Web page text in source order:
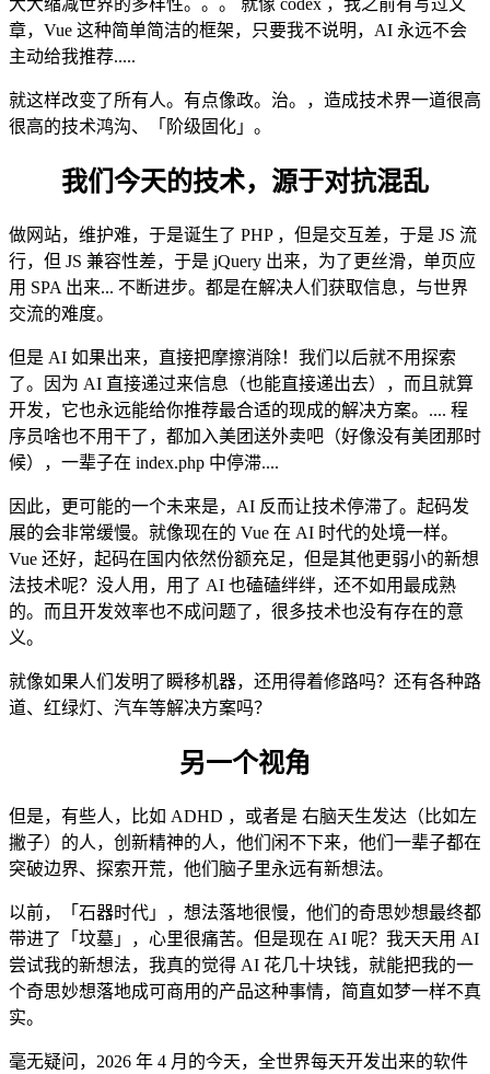
大大缩减世界的多样性。。。 就像 codex ，我之前有写过文
章，Vue 这种简单简洁的框架，只要我不说明，AI 永远不会
主动给我推荐.....
就这样改变了所有人。有点像政。治。，造成技术界一道很高
很高的技术鸿沟、「阶级固化」。
我们今天的技术，源于对抗混乱
做网站，维护难，于是诞生了 PHP ，但是交互差，于是 JS 流
行，但 JS 兼容性差，于是 jQuery 出来，为了更丝滑，单页应
用 SPA 出来... 不断进步。都是在解决人们获取信息，与世界
交流的难度。
但是 AI 如果出来，直接把摩擦消除！我们以后就不用探索
了。因为 AI 直接递过来信息（也能直接递出去），而且就算
开发，它也永远能给你推荐最合适的现成的解决方案。.... 程
序员啥也不用干了，都加入美团送外卖吧（好像没有美团那时
候），一辈子在 index.php 中停滞....
因此，更可能的一个未来是，AI 反而让技术停滞了。起码发
展的会非常缓慢。就像现在的 Vue 在 AI 时代的处境一样。
Vue 还好，起码在国内依然份额充足，但是其他更弱小的新想
法技术呢？没人用，用了 AI 也磕磕绊绊，还不如用最成熟
的。而且开发效率也不成问题了，很多技术也没有存在的意
义。
就像如果人们发明了瞬移机器，还用得着修路吗？还有各种路
道、红绿灯、汽车等解决方案吗？
另一个视角
但是，有些人，比如 ADHD ，或者是 右脑天生发达（比如左
撇子）的人，创新精神的人，他们闲不下来，他们一辈子都在
突破边界、探索开荒，他们脑子里永远有新想法。
以前，「石器时代」，想法落地很慢，他们的奇思妙想最终都
带进了「坟墓」，心里很痛苦。但是现在 AI 呢？我天天用 AI
尝试我的新想法，我真的觉得 AI 花几十块钱，就能把我的一
个奇思妙想落地成可商用的产品这种事情，简直如梦一样不真
实。
毫无疑问，2026 年 4 月的今天，全世界每天开发出来的软件